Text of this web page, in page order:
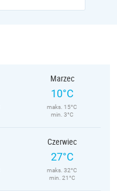
Marzec
10°C
maks. 15°C
min. 3°C
Czerwiec
27°C
maks. 32°C
min. 21°C